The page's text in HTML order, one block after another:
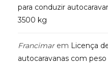
para conduzir
3500 kg
Francimarem Licença
autocaravanas com